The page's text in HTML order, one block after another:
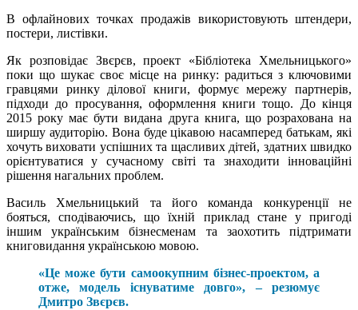
В офлайнових точках продажів використовують штендери,
постери, листівки.
Як розповідає Звєрєв, проект «Бібліотека Хмельницького»
поки що шукає своє місце на ринку: радиться з ключовими
гравцями ринку ділової книги, формує мережу партнерів,
підходи до просування, оформлення книги тощо. До кінця
2015 року має бути видана друга книга, що розрахована на
ширшу аудиторію. Вона буде цікавою насамперед батькам, які
хочуть виховати успішних та щасливих дітей, здатних швидко
орієнтуватися у сучасному світі та знаходити інноваційні
рішення нагальних проблем.
Василь Хмельницький та його команда конкуренції не
бояться, сподіваючись, що їхній приклад стане у пригоді
іншим українським бізнесменам та заохотить підтримати
книговидання українською мовою.
«Це може бути самоокупним бізнес-проектом, а
отже, модель існуватиме довго», – резюмує
Дмитро Звєрєв.